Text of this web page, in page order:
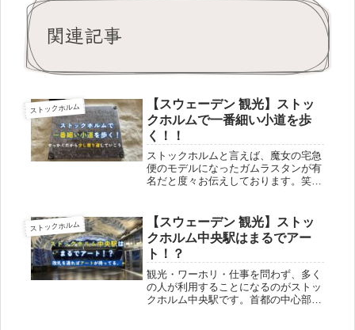
関連記事
ストックホルム
【スウェーデン 観光】ストッ
クホルムで一番細い小道を歩
く！！
ストックホルムと言えば、魔女の宅急
便のモデルになったガムラスタンが有
名だと度々お伝えしております。笑そ
箒に跨った魔女が通り抜けるような路
地ですから、映画のワンシーンみたい
で...
ストックホルム
【スウェーデン 観光】ストッ
クホルム中央駅はまるでアー
ト！？
観光・ワーホリ・仕事を問わず、多く
の人が利用することになるのがストッ
クホルム中央駅です。首都の中心部に